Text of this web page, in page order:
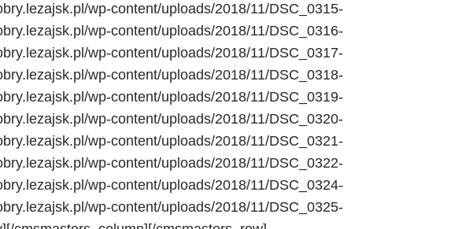
wp-content/uploads/2018/11/DSC_0315-
wp-content/uploads/2018/11/DSC_0316-
wp-content/uploads/2018/11/DSC_0317-
wp-content/uploads/2018/11/DSC_0318-
wp-content/uploads/2018/11/DSC_0319-
wp-content/uploads/2018/11/DSC_0320-
wp-content/uploads/2018/11/DSC_0321-
wp-content/uploads/2018/11/DSC_0322-
wp-content/uploads/2018/11/DSC_0324-
wp-content/uploads/2018/11/DSC_0325-